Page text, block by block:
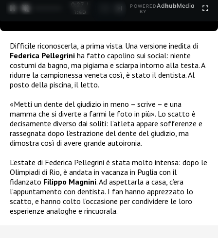
0:27 /
1:40
POWERED
BY
AdhubMedia
Difficile riconoscerla, a prima vista. Una versione inedita di
Federica Pellegrini ha fatto capolino sui social: niente
costumi da bagno, ma pigiama e sciarpa intorno alla testa. A
ridurre la campionessa veneta così, è stato il dentista. Al
posto della piscina, il letto.
«Metti un dente del giudizio in meno – scrive – e una
mamma che si diverte a farmi le foto in più». Lo scatto è
decisamente diverso dai soliti: l’atleta appare sofferenze e
rassegnata dopo l’estrazione del dente del giudizio, ma
dimostra così di avere grande autoironia.
L’estate di Federica Pellegrini è stata molto intensa: dopo le
Olimpiadi di Rio, è andata in vacanza in Puglia con il
fidanzato Filippo Magnini. Ad aspettarla a casa, c’era
l’appuntamento con dentista. I fan hanno apprezzato lo
scatto, e hanno colto l’occasione per condividere le loro
esperienze analoghe e rincuorala.